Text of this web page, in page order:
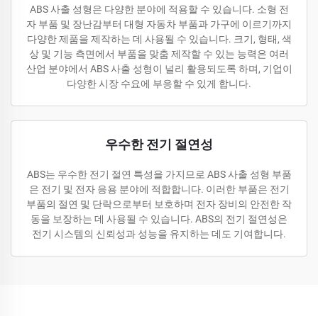
ABS 사출 성형은 다양한 분야에 적용할 수 있습니다. 소형 전
자 부품 및 장난감부터 대형 자동차 부품과 가구에 이르기까지
다양한 제품을 제작하는 데 사용될 수 있습니다. 크기, 형태, 색
상 및 기능 측면에서 부품을 맞춤 제작할 수 있는 능력은 여러
산업 분야에서 ABS 사출 성형이 널리 활용되도록 하며, 기업이
다양한 시장 수요에 부응할 수 있게 합니다.
우수한 전기 절연성
ABS는 우수한 전기 절연 특성을 가지므로 ABS 사출 성형 부품
은 전기 및 전자 응용 분야에 적합합니다. 이러한 부품은 전기
부품의 절연 및 단락으로부터 보호하며 전자 장비의 안전한 작
동을 보장하는 데 사용될 수 있습니다. ABS의 전기 절연성은
전기 시스템의 신뢰성과 성능을 유지하는 데도 기여합니다.